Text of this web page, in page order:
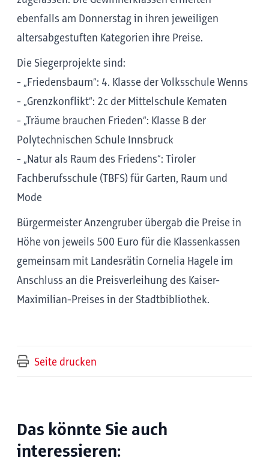
ebenfalls am Donnerstag in ihren jeweiligen
altersabgestuften Kategorien ihre Preise.
Die Siegerprojekte sind:
- „Friedensbaum“: 4. Klasse der Volksschule Wenns
- „Grenzkonflikt“: 2c der Mittelschule Kematen
- „Träume brauchen Frieden“: Klasse B der
Polytechnischen Schule Innsbruck
- „Natur als Raum des Friedens“: Tiroler
Fachberufsschule (TBFS) für Garten, Raum und
Mode
Bürgermeister Anzengruber übergab die Preise in
Höhe von jeweils 500 Euro für die Klassenkassen
gemeinsam mit Landesrätin Cornelia Hagele im
Anschluss an die Preisverleihung des Kaiser-
Maximilian-Preises in der Stadtbibliothek.
Seite drucken
Das könnte Sie auch
interessieren: